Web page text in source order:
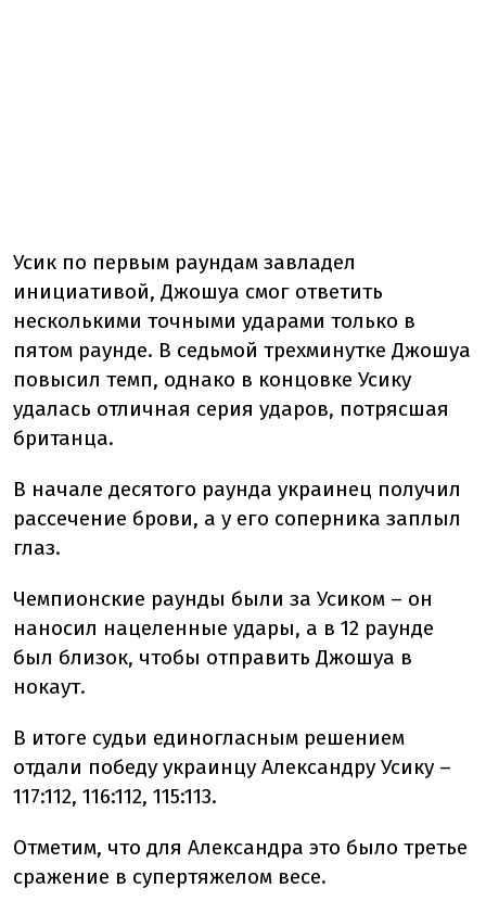
Усик по первым раундам завладел
инициативой, Джошуа смог ответить
несколькими точными ударами только в
пятом раунде. В седьмой трехминутке Джошуа
повысил темп, однако в концовке Усику
удалась отличная серия ударов, потрясшая
британца.
В начале десятого раунда украинец получил
рассечение брови, а у его соперника заплыл
глаз.
Чемпионские раунды были за Усиком – он
наносил нацеленные удары, а в 12 раунде
был близок, чтобы отправить Джошуа в
нокаут.
В итоге судьи единогласным решением
отдали победу украинцу Александру Усику –
117:112, 116:112, 115:113.
Отметим, что для Александра это было третье
сражение в супертяжелом весе.